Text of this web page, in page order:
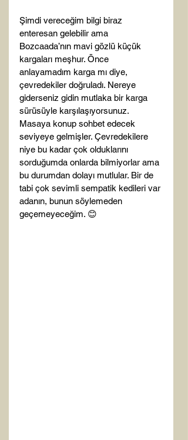
Şimdi vereceğim bilgi biraz
enteresan gelebilir ama
Bozcaada’nın mavi gözlü küçük
kargaları meşhur. Önce
anlayamadım karga mı diye,
çevredekiler doğruladı. Nereye
giderseniz gidin mutlaka bir karga
sürüsüyle karşılaşıyorsunuz.
Masaya konup sohbet edecek
seviyeye gelmişler. Çevredekilere
niye bu kadar çok olduklarını
sorduğumda onlarda bilmiyorlar ama
bu durumdan dolayı mutlular. Bir de
tabi çok sevimli sempatik kedileri var
adanın, bunun söylemeden
geçemeyeceğim. 😊